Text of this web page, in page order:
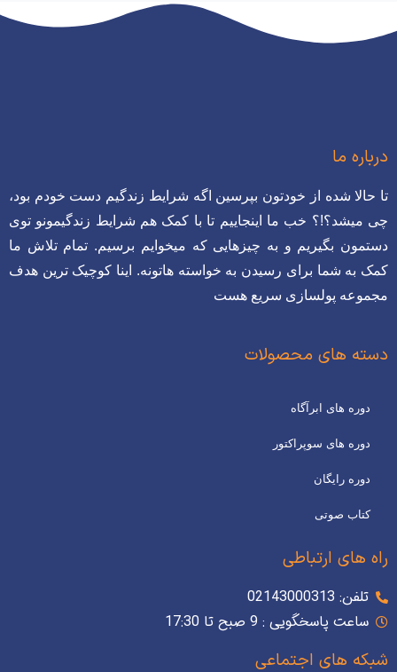
درباره ما
تا حالا شده از خودتون بپرسین اگه شرایط زندگیم دست خودم بود،
چی میشد؟!؟ خب ما اینجاییم تا با کمک هم شرایط زندگیمونو توی
دستمون بگیریم و به چیزهایی که میخوایم برسیم. تمام تلاش ما
کمک به شما برای رسیدن به خواسته هاتونه. اینا کوچیک ترین هدف
مجموعه پولسازی سریع هست
دسته های محصولات
دوره های ابرآگاه
دوره های سوپراکتور
دوره رایگان
کتاب صوتی
راه های ارتباطی
تلفن: 02143000313
ساعت پاسخگویی : 9 صبح تا 17:30
شبکه های اجتماعی